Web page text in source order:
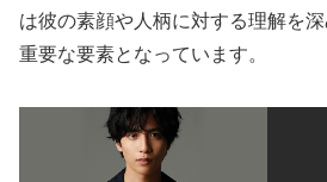
は彼の素顔や人柄に対する理解を
重要な要素となっています。